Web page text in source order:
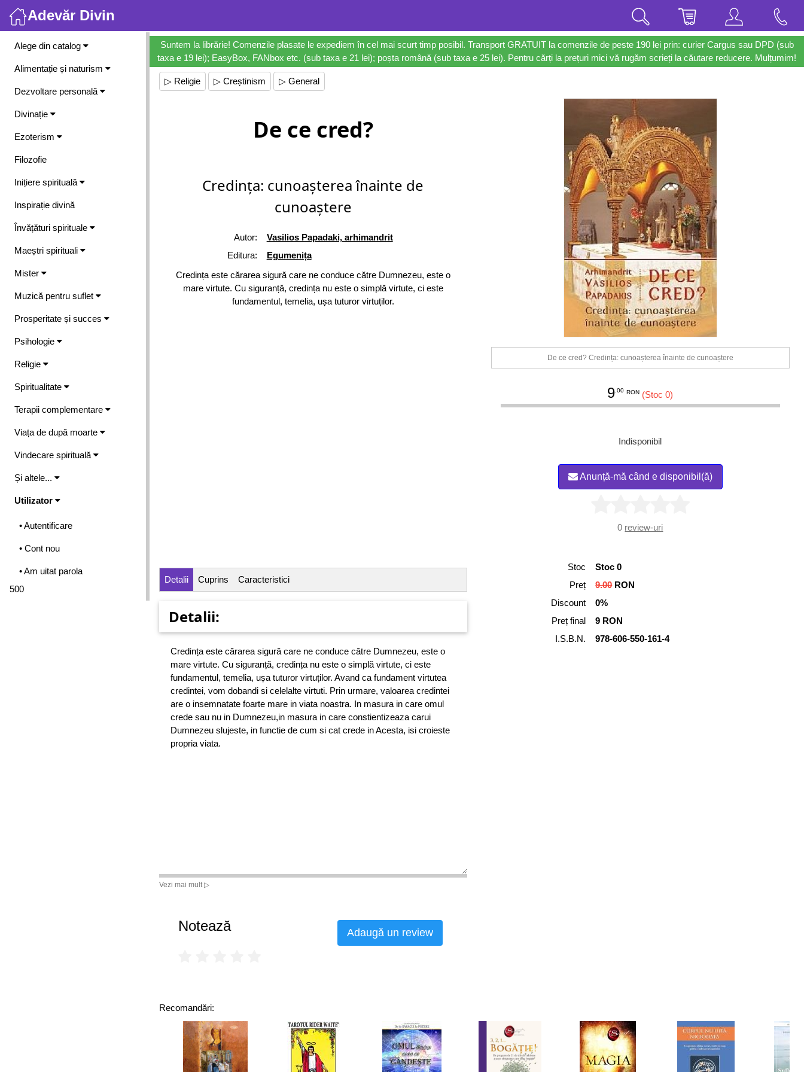
Adevăr Divin
Meniu
Alege din catalog
Alimentație și naturism
Dezvoltare personală
Divinație
Ezoterism
Filozofie
Inițiere spirituală
Inspirație divină
Învățături spirituale
Maeștri spirituali
Mister
Muzică pentru suflet
Prosperitate și succes
Psihologie
Religie
Spiritualitate
Terapii complementare
Viața de după moarte
Vindecare spirituală
Și altele...
Utilizator
• Autentificare
• Cont nou
• Am uitat parola
500
Suntem la librărie! Comenzile plasate le expediem în cel mai scurt timp posibil. Transport GRATUIT la comenzile de peste 190 lei prin: curier Cargus sau DPD (sub
taxa e 19 lei); EasyBox, FANbox etc. (sub taxa e 21 lei); poșta română (sub taxa e 25 lei). Pentru cărți la prețuri mici vă rugăm scrieți la căutare reducere. Mulțumim!
▷ Religie ▷ Creștinism ▷ General
De ce cred?
Credința: cunoașterea înainte de
cunoaștere
Autor:
Vasilios Papadaki, arhimandrit
Editura:
Egumenița
Credința este cărarea sigură care ne conduce către Dumnezeu, este o
mare virtute. Cu siguranță, credința nu este o simplă virtute, ci este
fundamentul, temelia, ușa tuturor virtuților.
De ce cred? Credința: cunoașterea înainte de cunoaștere
9 .00 RON (Stoc 0)
Indisponibil
Anunță-mă când e disponibil(ă)
0 review-uri
Detalii Cuprins Caracteristici
Detalii:
Credința este cărarea sigură care ne conduce către Dumnezeu, este o
mare virtute. Cu siguranță, credința nu este o simplă virtute, ci este
fundamentul, temelia, ușa tuturor virtuților. Avand ca fundament virtutea
credintei, vom dobandi si celelalte virtuti. Prin urmare, valoarea credintei
are o insemnatate foarte mare in viata noastra. In masura in care omul
crede sau nu in Dumnezeu,in masura in care constientizeaza carui
Dumnezeu slujeste, in functie de cum si cat crede in Acesta, isi croieste
propria viata.
Vezi mai mult ▷
Stoc
Stoc 0
Preț
9.00RON
Discount
0%
Preț final
9 RON
I.S.B.N.
978-606-550-161-4
Notează Adaugă un review
Recomandări: